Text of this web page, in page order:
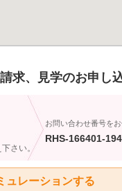
求、見学のお申し
下さい。
お問い合わせ番号を
RHS-166401-
ュレーションする